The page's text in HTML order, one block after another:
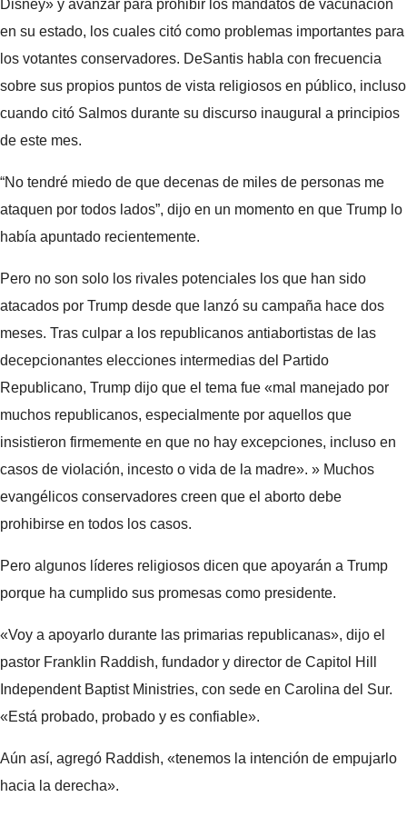
Disney» y avanzar para prohibir los mandatos de vacunación
en su estado, los cuales citó como problemas importantes para
los votantes conservadores. DeSantis habla con frecuencia
sobre sus propios puntos de vista religiosos en público, incluso
cuando citó Salmos durante su discurso inaugural a principios
de este mes.
“No tendré miedo de que decenas de miles de personas me
ataquen por todos lados”, dijo en un momento en que Trump lo
había apuntado recientemente.
Pero no son solo los rivales potenciales los que han sido
atacados por Trump desde que lanzó su campaña hace dos
meses. Tras culpar a los republicanos antiabortistas de las
decepcionantes elecciones intermedias del Partido
Republicano, Trump dijo que el tema fue «mal manejado por
muchos republicanos, especialmente por aquellos que
insistieron firmemente en que no hay excepciones, incluso en
casos de violación, incesto o vida de la madre». » Muchos
evangélicos conservadores creen que el aborto debe
prohibirse en todos los casos.
Pero algunos líderes religiosos dicen que apoyarán a Trump
porque ha cumplido sus promesas como presidente.
«Voy a apoyarlo durante las primarias republicanas», dijo el
pastor Franklin Raddish, fundador y director de Capitol Hill
Independent Baptist Ministries, con sede en Carolina del Sur.
«Está probado, probado y es confiable».
Aún así, agregó Raddish, «tenemos la intención de empujarlo
hacia la derecha».